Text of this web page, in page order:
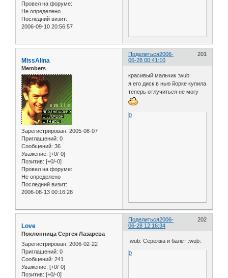
Провел на форуме:
Не определено
Последний визит:
2006-09-10 20:56:57
Поделиться 201
2006-
06-28 00:41:10
MissAlina
Members
Зарегистрирован: 2005-08-07
Приглашений: 0
Сообщений: 36
Уважение: [+0/-0]
Позитив: [+0/-0]
Провел на форуме:
Не определено
Последний визит:
2006-08-13 00:16:28
красивый мальчик :wub:
я его диск в нью йорке купила
теперь отлучиться не могу
0
Поделиться 202
2006-
06-28 12:16:34
Love
Поклонница Сергея Лазарева
Зарегистрирован: 2006-02-22
Приглашений: 0
Сообщений: 241
Уважение: [+0/-0]
Позитив: [+0/-0]
:wub: Сережка и балет :wub:
0